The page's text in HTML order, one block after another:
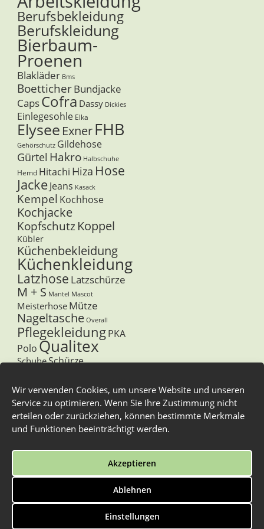
Wir verwenden Cookies, um unsere Website und unseren
Service zu optimieren. Wenn Sie Ihre Zustimmung nicht
erteilen oder zurückziehen, können bestimmte Merkmale
und Funktionen beeinträchtigt werden.
Akzeptieren
Ablehnen
Einstellungen
Berufsbekleidung
Berufskleidung
Bierbaum-
Proenen
Blakläder Bms
BoetticherBundjacke
CapsCofra Dassy Dickies
Einlegesohle Elka
Elysee ExnerFHB
Gehörschutz Gildehose
Gürtel Hakro Halbschuhe
Hemd Hitachi Hiza Hose
JackeJeans Kasack
Kempel Kochhose
Kochjacke
KopfschutzKoppel
Kübler
Küchenbekleidung
Küchenkleidung
Latzhose Latzschürze
M + S Mantel Mascot
Meisterhose Mütze
Nageltasche Overall
PflegekleidungPKA
Polo Qualitex
SchuheSchürze
StiefelStucoSweat-Shirt
Tegera Thermohemd Tommi
Unterwäsche Vorbinder
WestenWinterstiefel
ZunfthemdZunfthose
Zunftweste
Alle Preise inkl. der gesetzlichen MwSt.